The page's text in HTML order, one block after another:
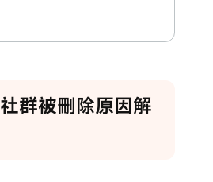
群被刪除原因解